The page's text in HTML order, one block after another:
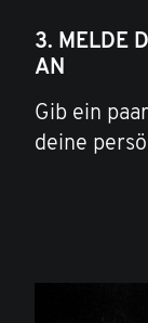
3. MELDE
AN
Gib ein
deine